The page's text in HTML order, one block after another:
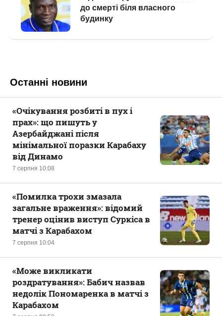
Останні новини
7 серпня 10:08
«Очікування розбиті в пух і
прах»: що пишуть у
Азербайджані після
мінімальної поразки Карабаху
від Динамо
7 серпня 10:04
«Помилка трохи змазала
загальне враження»: відомий
тренер оцінив виступ Суркіса в
матчі з Карабахом
«Може викликати
роздратування»: Бабич назвав
недолік Пономаренка в матчі з
Карабахом